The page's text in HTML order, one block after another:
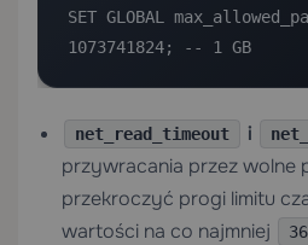
SET GLOBAL
1073741824; -- 1 GB
net_read_timeout i
przywracania przez wolne
przekroczyć progi limitu
wartości na co najmniej